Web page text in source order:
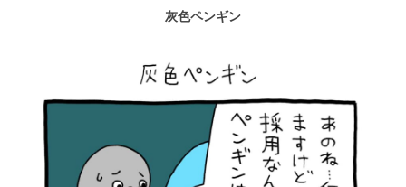
灰色ペンギン